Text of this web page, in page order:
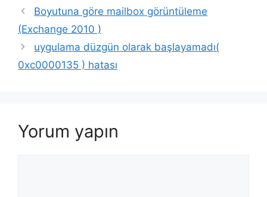
Boyutuna göre mailbox görüntüleme
(Exchange 2010 )
uygulama düzgün olarak başlayamadı(
0xc0000135 ) hatası
Yorum yapın